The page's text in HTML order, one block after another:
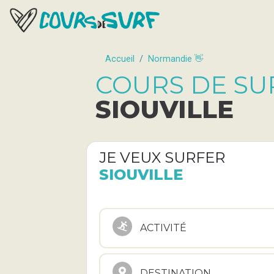
Accueil Normandie 👋
COURS DE
SIOUVILLE
JE VEUX SURFER
SIOUVILLE
ACTIVITÉ